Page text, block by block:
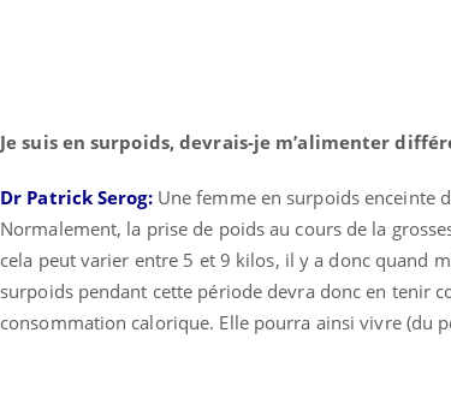
Je suis en surpoids, devrais-je m’alimenter
Dr Patrick Serog: Une femme en surpoids enceinte
Normalement, la prise de poids au cours de la
cela peut varier entre 5 et 9 kilos, il y a donc quand
surpoids pendant cette période devra donc en tenir
consommation calorique. Elle pourra ainsi vivre (du